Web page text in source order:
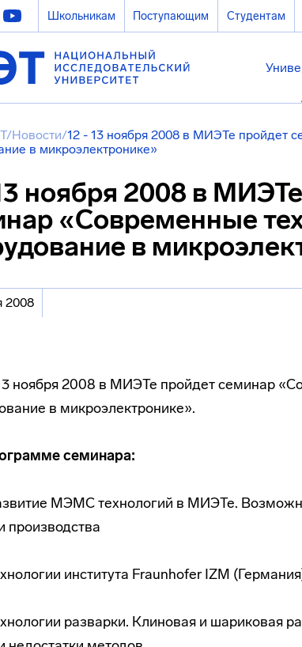
Школьникам Поступающим Студентам
/Новости/12 - 13 ноября 2008 в МИЭТе пройдет
в микроэлектронике»
ноября 2008 в
«Современные
в
2008
ноября 2008 в МИЭТе пройдет семинар
в микроэлектронике».
семинара:
МЭМС технологий в МИЭТе.
производства
института Fraunhofer IZM
разварки. Клиновая и шариковая